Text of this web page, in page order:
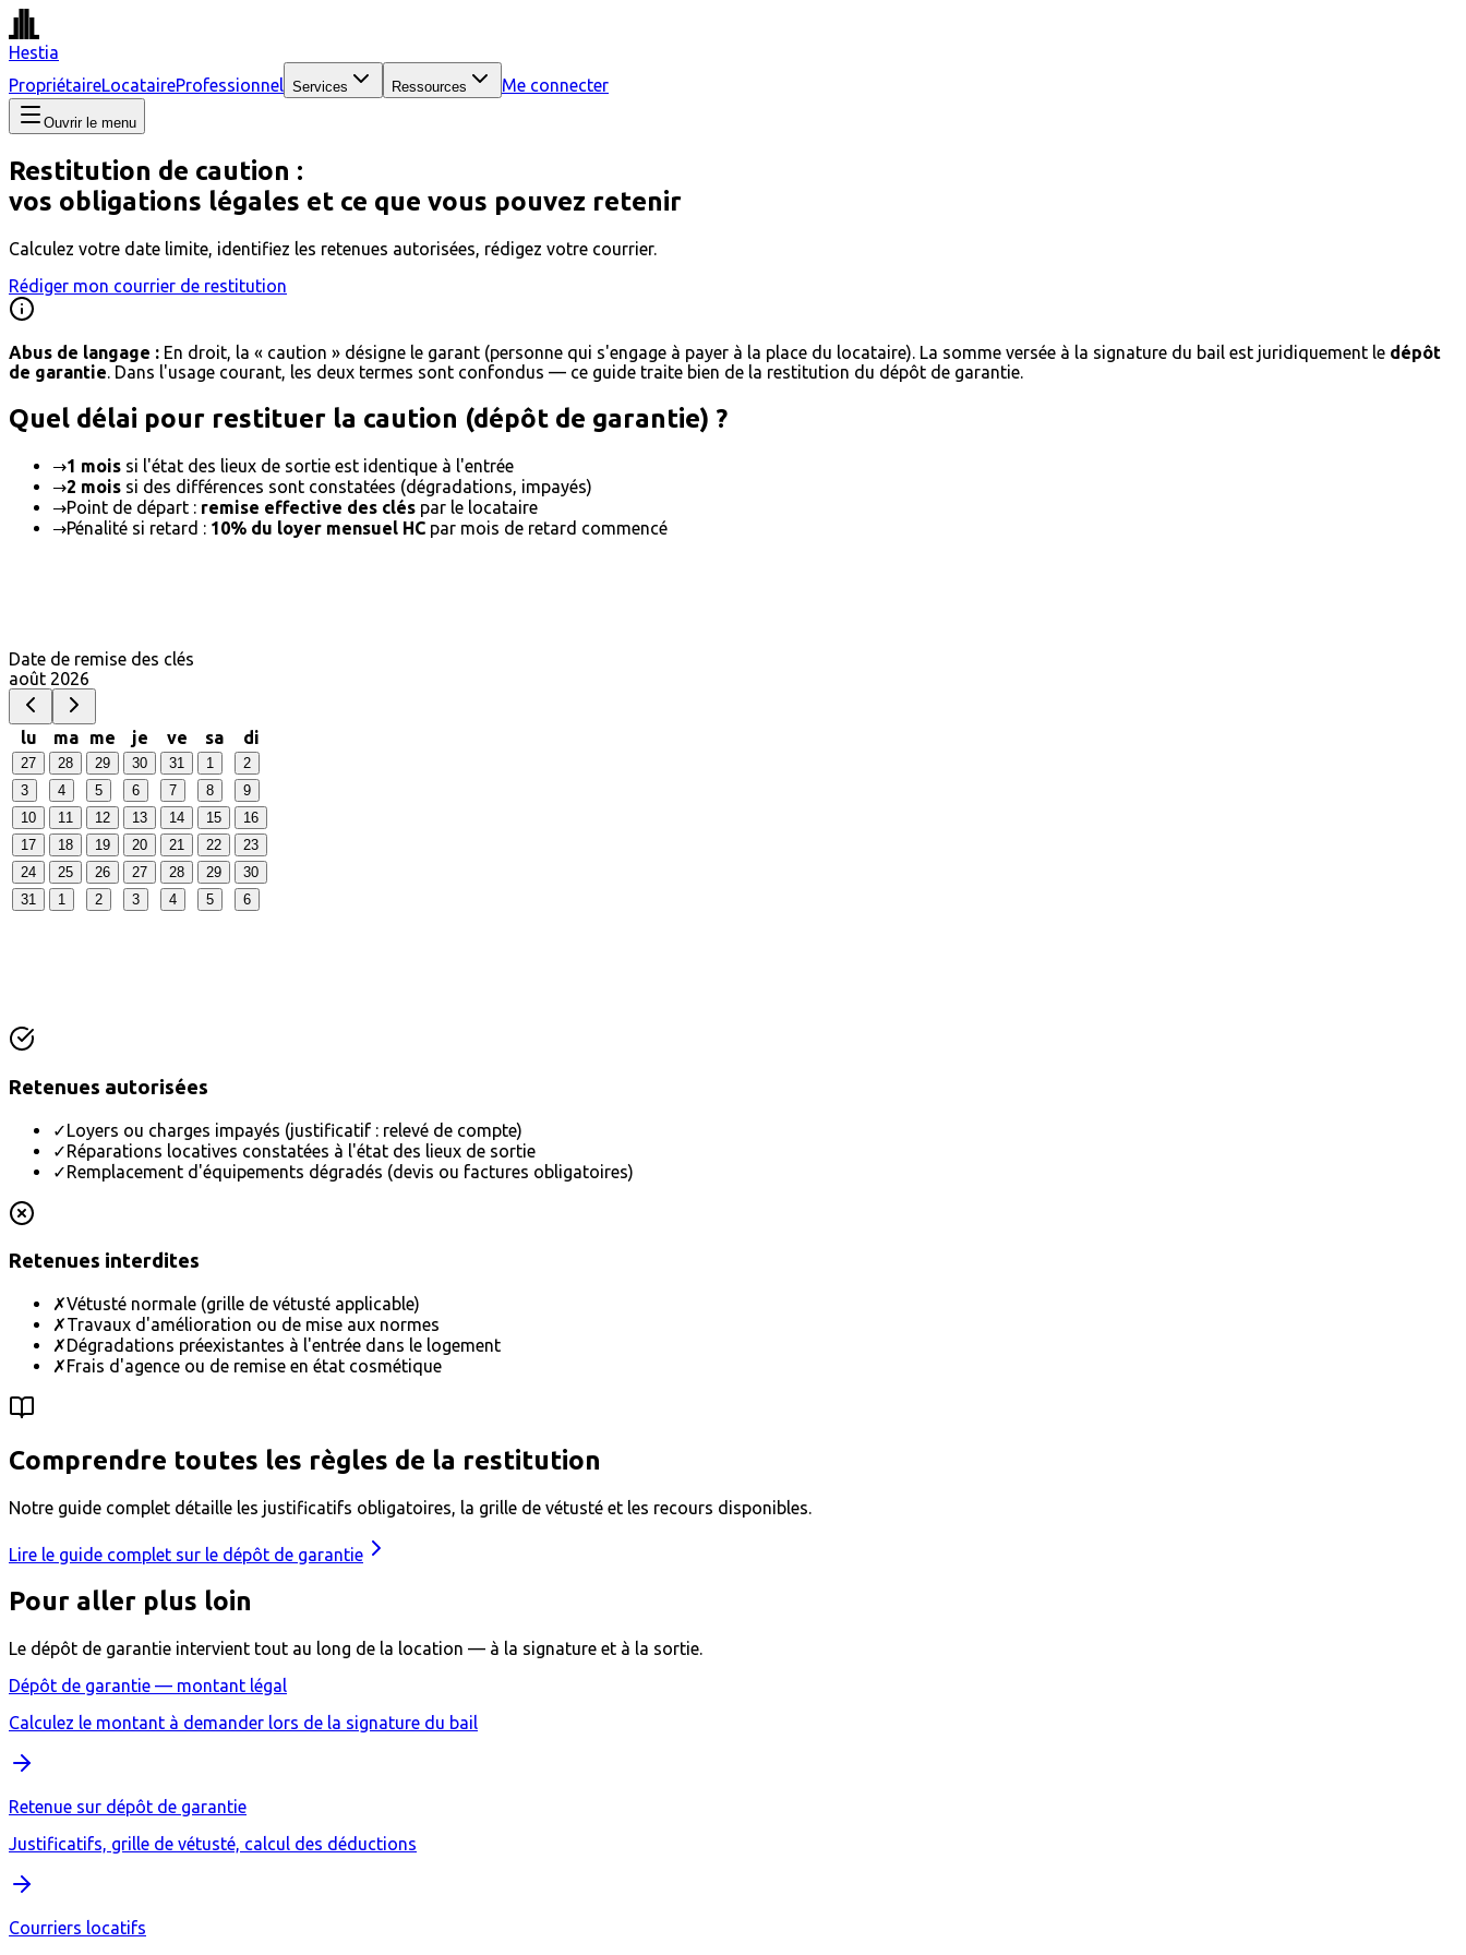
Hestia
PropriétaireLocataireProfessionnel Services Ressources Me connecter
Ouvrir le menu
Restitution de caution :
vos obligations légales et ce que vous pouvez retenir
Calculez votre date limite, identifiez les retenues autorisées, rédigez votre courrier.
Rédiger mon courrier de restitution
Abus de langage : En droit, la « caution » désigne le garant (personne qui s'engage à payer à la place du locataire). La somme versée à la signature du bail est juridiquement le dépôt
de garantie. Dans l'usage courant, les deux termes sont confondus — ce guide traite bien de la restitution du dépôt de garantie.
Quel délai pour restituer la caution (dépôt de garantie) ?
→1 mois si l'état des lieux de sortie est identique à l'entrée
→2 mois si des différences sont constatées (dégradations, impayés)
→Point de départ : remise effective des clés par le locataire
→Pénalité si retard : 10% du loyer mensuel HC par mois de retard commencé
Date de remise des clés
août 2026
lu ma me je ve sa di
27 28 29 30 31 1
2
3
4 5 6 7 8
9
10
11 12 13 14 15
16
17
18 19 20 21 22
23
24
25 26 27 28 29
30
31
1 2 3 4 5 6
Retenues autorisées
✓Loyers ou charges impayés (justificatif : relevé de compte)
✓Réparations locatives constatées à l'état des lieux de sortie
✓Remplacement d'équipements dégradés (devis ou factures obligatoires)
Retenues interdites
✗Vétusté normale (grille de vétusté applicable)
✗Travaux d'amélioration ou de mise aux normes
✗Dégradations préexistantes à l'entrée dans le logement
✗Frais d'agence ou de remise en état cosmétique
Comprendre toutes les règles de la restitution
Notre guide complet détaille les justificatifs obligatoires, la grille de vétusté et les recours disponibles.
Lire le guide complet sur le dépôt de garantie
Pour aller plus loin
Le dépôt de garantie intervient tout au long de la location — à la signature et à la sortie.
Dépôt de garantie — montant légal
Calculez le montant à demander lors de la signature du bail
Retenue sur dépôt de garantie
Justificatifs, grille de vétusté, calcul des déductions
Courriers locatifs